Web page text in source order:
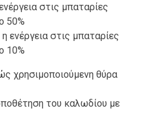
στις μπαταρίες
50%
ενέργεια στις μπαταρίες
10%
χρησιμοποιούμενη θύρα
του καλωδίου με